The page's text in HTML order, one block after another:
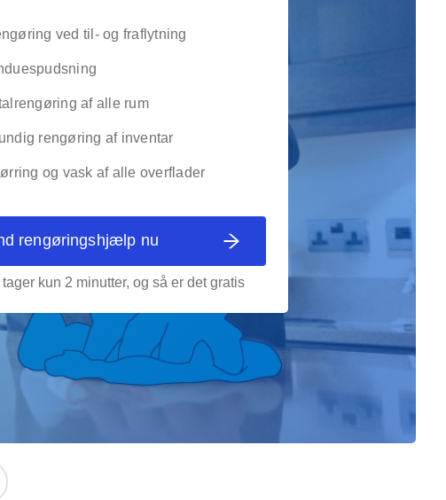
ved til- og fraflytning
af alle rum
rengøring af inventar
og vask af alle overflader
rengøringshjælp nu
tager kun 2 minutter, og så er det gratis